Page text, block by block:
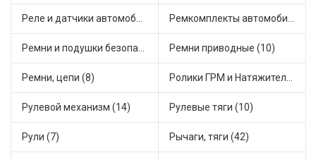
Реле и датчики автомобильные (82) Ремкомплекты автомобильные (81)
Ремни и подушки безопасности (9) Ремни приводные (10)
Ремни, цепи (8) Ролики ГРМ и Натяжители (17)
Рулевой механизм (14) Рулевые тяги (10)
Рули (7) Рычаги, тяги (42)